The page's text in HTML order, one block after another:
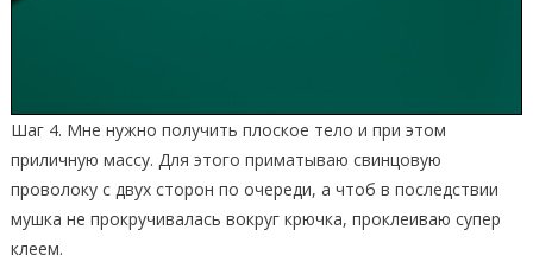
Шаг 4. Мне нужно получить плоское тело и при этом
приличную массу. Для этого приматываю свинцовую
проволоку с двух сторон по очереди, а чтоб в последствии
мушка не прокручивалась вокруг крючка, проклеиваю супер
клеем.